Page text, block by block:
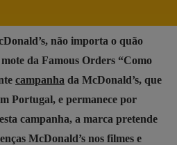
não importa o quão
da Famous Orders “Como
campanha da McDonald’s, que
Portugal, e permanece por
campanha, a marca pretende
McDonald’s nos filmes e